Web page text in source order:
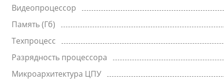
Видеопроцессор
Память (Гб)
Техпроцесс
Разрядность процессора
Микроархитектура ЦПУ